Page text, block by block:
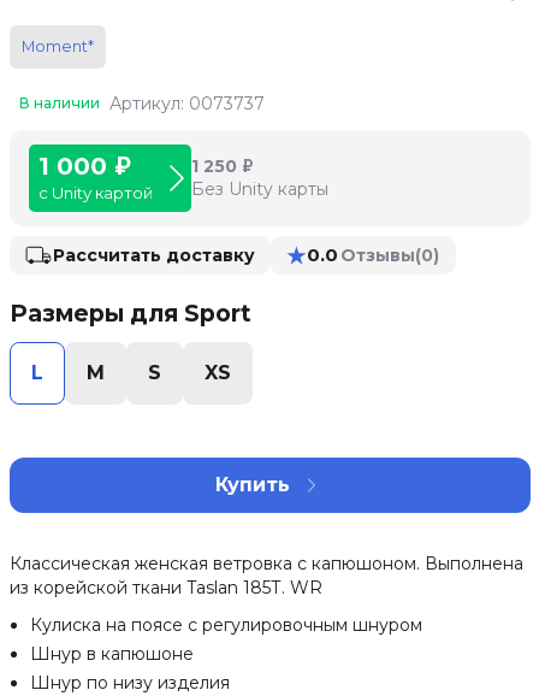
Moment*
В наличии Артикул: 0073737
1 000 ₽
с Unity картой
1 250 ₽
Без Unity карты
Рассчитать доставку ★0.0 Отзывы(0)
Размеры для Sport
L M S XS
Купить
Классическая женская ветровка с капюшоном. Выполнена
из корейской ткани Taslan 185Т. WR
Кулиска на поясе с регулировочным шнуром
Шнур в капюшоне
Шнур по низу изделия